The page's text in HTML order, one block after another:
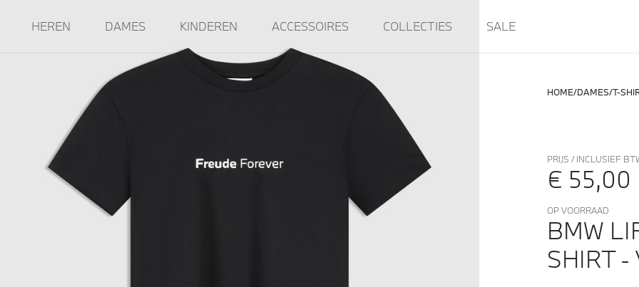
HEREN DAMES KINDEREN ACCESSOIRES COLLECTIES SALE
HOME DAMES T-
PRIJS / INCLUSIEF
€ 55,00
OP VOORRAAD
BMW
SHIRT -